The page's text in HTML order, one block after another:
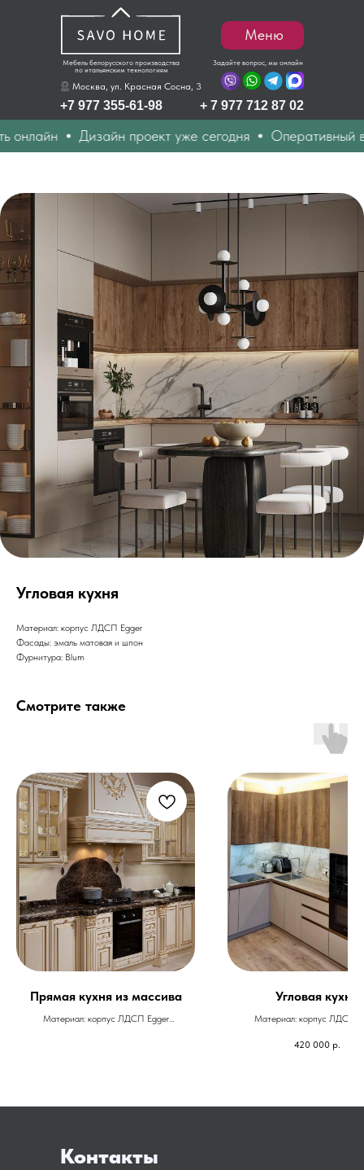
Мебель белорусского производства
по итальянским технологиям
+7 977 355-61-98
Задайте вопрос, мы онлайн
Москва, ул. Красная Сосна, 3
+ 7 977 712 87 02
Меню
Дизайн проект уже сегодня Оперативный
Угловая кухня
Материал: корпус ЛДСП Egger
Фасады: эмаль матовая и шпон
Фурнитура: Blum
Смотрите также
Прямая кухня из массива
Материал: корпус ЛДСП Egger
Угловая кухня
Материал: корпус ЛДСП
Фурнитура: Blum
420 000 р.
Контакты